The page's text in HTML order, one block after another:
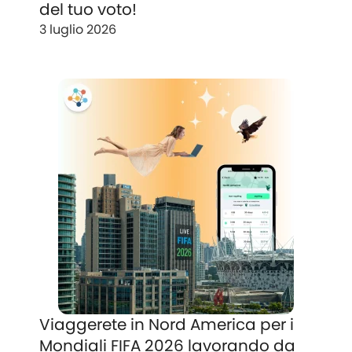
del tuo voto!
3 luglio 2026
Viaggerete in Nord America per i
Mondiali FIFA 2026 lavorando da